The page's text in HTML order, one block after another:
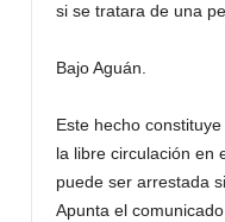
si se tratara de una
Bajo Aguán.
Este hecho
la libre circulación en
puede ser arrestada
Apunta el